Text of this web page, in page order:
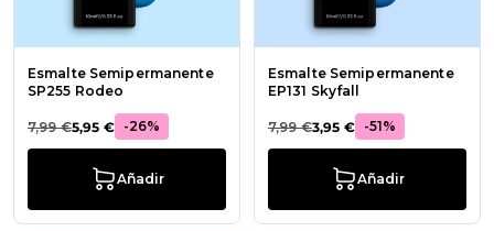
Esmalte Semipermanente
SP255 Rodeo
7,99 €5,95 € -26%
Añadir
Esmalte Semipermanente
EP131 Skyfall
7,99 €3,95 € -51%
Añadir